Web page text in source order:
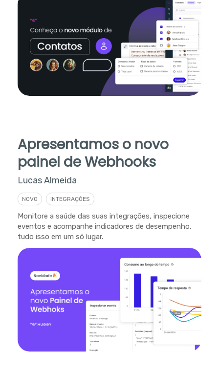
Apresentamos o novo
painel de Webhooks
Lucas Almeida
NOVO INTEGRAÇÕES
Monitore a saúde das suas integrações, inspecione
eventos e acompanhe indicadores de desempenho,
tudo isso em um só lugar.